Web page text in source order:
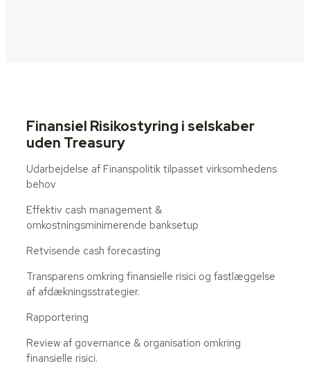
Finansiel Risikostyring i selskaber
uden Treasury
Udarbejdelse af Finanspolitik tilpasset virksomhedens
behov
Effektiv cash management &
omkostningsminimerende banksetup
Retvisende cash forecasting
Transparens omkring finansielle risici og fastlæggelse
af afdækningsstrategier.
Rapportering
Review af governance & organisation omkring
finansielle risici.